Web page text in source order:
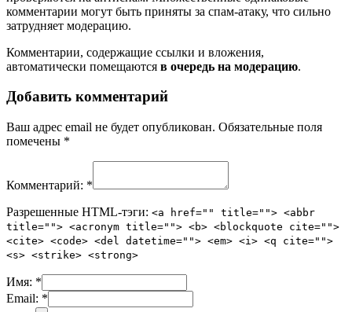
комментарии могут быть приняты за спам-атаку, что сильно
затрудняет модерацию.
Комментарии, содержащие ссылки и вложения,
автоматически помещаются в очередь на модерацию.
Добавить комментарий
Ваш адрес email не будет опубликован. Обязательные поля
помечены *
Комментарий: *
Разрешенные HTML-тэги: <a href="" title=""> <abbr
title=""> <acronym title=""> <b> <blockquote cite="">
<cite> <code> <del datetime=""> <em> <i> <q cite="">
<s> <strike> <strong>
Имя: *
Email: *